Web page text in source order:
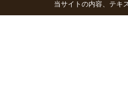
当サイトの内容、テキ